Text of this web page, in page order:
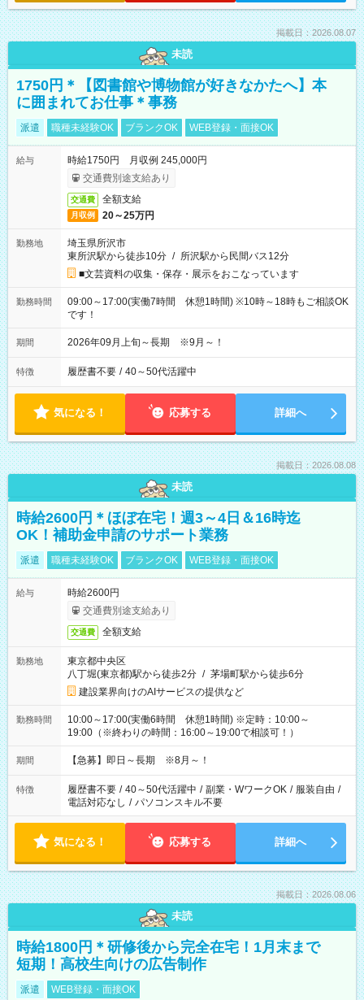
掲載日：2026.08.07
未読
1750円＊【図書館や博物館が好きなかたへ】本
に囲まれてお仕事＊事務
派遣 職種未経験OK ブランクOK WEB登録・面接OK
給与
時給1750円 月収例 245,000円
交通費別途支給あり
交通費 全額支給
月収例 20～25万円
勤務地
埼玉県所沢市
東所沢駅から徒歩10分 / 所沢駅から民間バス12分
■文芸資料の収集・保存・展示をおこなっています
勤務時間
09:00～17:00(実働7時間 休憩1時間) ※10時～18時もご相談OK
です！
期間 2026年09月上旬～長期 ※9月～！
特徴 履歴書不要 / 40～50代活躍中
気になる！ 応募する 詳細へ
掲載日：2026.08.08
未読
時給2600円＊ほぼ在宅！週3～4日＆16時迄
OK！補助金申請のサポート業務
派遣 職種未経験OK ブランクOK WEB登録・面接OK
給与
時給2600円
交通費別途支給あり
交通費 全額支給
勤務地
東京都中央区
八丁堀(東京都)駅から徒歩2分 / 茅場町駅から徒歩6分
建設業界向けのAIサービスの提供など
勤務時間
10:00～17:00(実働6時間 休憩1時間) ※定時：10:00～
19:00（※終わりの時間：16:00～19:00で相談可！）
期間 【急募】即日～長期 ※8月～！
特徴 履歴書不要 / 40～50代活躍中 / 副業・WワークOK / 服装自由 /
電話対応なし / パソコンスキル不要
気になる！ 応募する 詳細へ
掲載日：2026.08.06
未読
時給1800円＊研修後から完全在宅！1月末まで
短期！高校生向けの広告制作
派遣 WEB登録・面接OK